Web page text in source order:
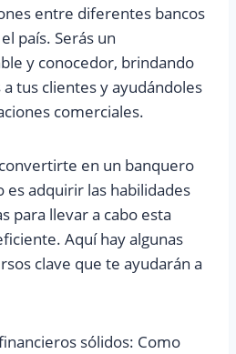
entre diferentes bancos
país. Serás un
y conocedor, brindando
tus clientes y ayudándoles
comerciales.
en un banquero
es adquirir las habilidades
para llevar a cabo esta
Aquí hay algunas
clave que te ayudarán a
sólidos: Como